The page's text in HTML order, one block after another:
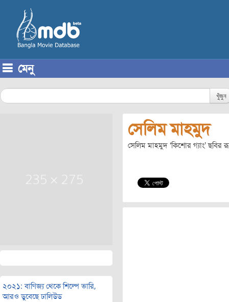
মেনু
খুঁজুন
২০২১: বাণিজ্য থেকে শিল্পে ভারি,
আরও ডুবেছে ঢালিউড
সেলিম মাহমুদ
সেলিম মাহমুদ ‘কিশোর গ্যাং’ ছবির